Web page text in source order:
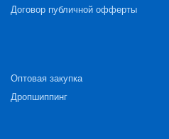
Договор публичной офферты
Оптовая закупка
Дропшиппинг